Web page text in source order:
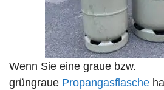
Wenn Sie eine graue bzw.
grüngraue Propangasflasche